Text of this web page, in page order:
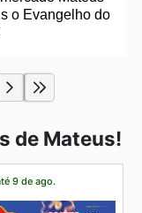
de Mateus!
9 de ago.